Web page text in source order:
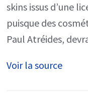
skins issus d’une
puisque des
Paul Atréides,
Voir la source